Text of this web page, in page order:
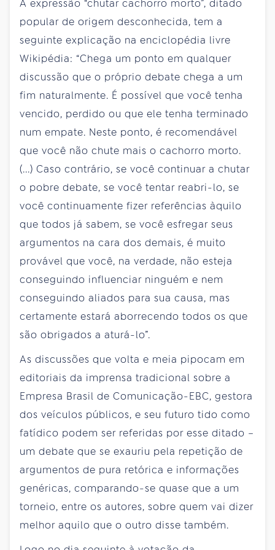
A expressão “chutar cachorro morto”, ditado
popular de origem desconhecida, tem a
seguinte explicação na enciclopédia livre
Wikipédia: “Chega um ponto em qualquer
discussão que o próprio debate chega a um
fim naturalmente. É possível que você tenha
vencido, perdido ou que ele tenha terminado
num empate. Neste ponto, é recomendável
que você não chute mais o cachorro morto.
(...) Caso contrário, se você continuar a chutar
o pobre debate, se você tentar reabri-lo, se
você continuamente fizer referências àquilo
que todos já sabem, se você esfregar seus
argumentos na cara dos demais, é muito
provável que você, na verdade, não esteja
conseguindo influenciar ninguém e nem
conseguindo aliados para sua causa, mas
certamente estará aborrecendo todos os que
são obrigados a aturá-lo”.
As discussões que volta e meia pipocam em
editoriais da imprensa tradicional sobre a
Empresa Brasil de Comunicação-EBC, gestora
dos veículos públicos, e seu futuro tido como
fatídico podem ser referidas por esse ditado –
um debate que se exauriu pela repetição de
argumentos de pura retórica e informações
genéricas, comparando-se quase que a um
torneio, entre os autores, sobre quem vai dizer
melhor aquilo que o outro disse também.